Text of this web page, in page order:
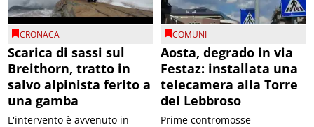
CRONACA
Scarica di sassi sul
Breithorn, tratto in
salvo alpinista ferito a
una gamba
L'intervento è avvenuto in
COMUNI
Aosta, degrado in via
Festaz: installata una
telecamera alla Torre
del Lebbroso
Prime contromosse